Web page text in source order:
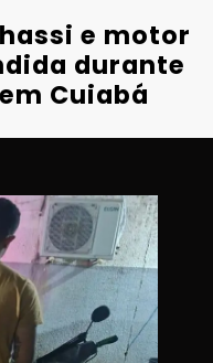
e motor
durante
Cuiabá